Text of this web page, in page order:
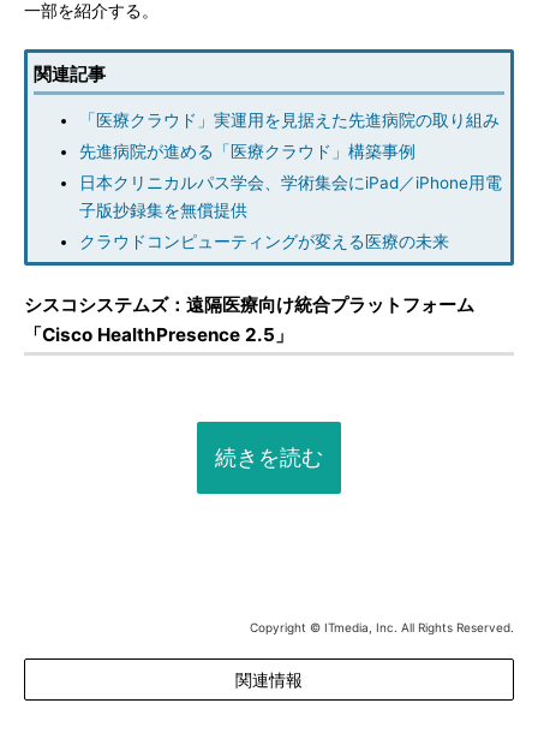
一部を紹介する。
関連記事
「医療クラウド」実運用を見据えた先進病院の取り組み
先進病院が進める「医療クラウド」構築事例
日本クリニカルパス学会、学術集会にiPad／iPhone用電
子版抄録集を無償提供
クラウドコンピューティングが変える医療の未来
シスコシステムズ：遠隔医療向け統合プラットフォーム
「Cisco HealthPresence 2.5」
続きを読む
Copyright © ITmedia, Inc. All Rights Reserved.
関連情報